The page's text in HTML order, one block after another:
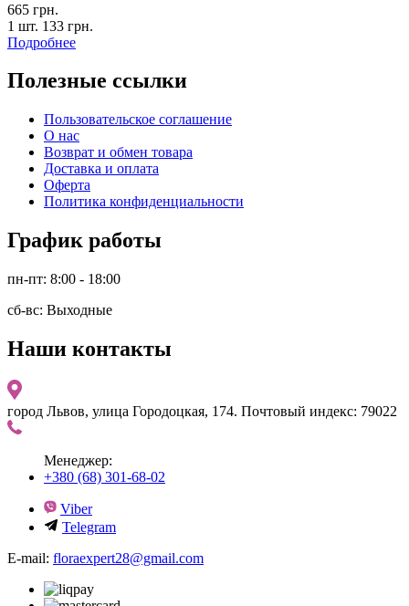
665 грн.
1 шт. 133 грн.
Подробнее
Полезные ссылки
Пользовательское соглашение
О нас
Возврат и обмен товара
Доставка и оплата
Оферта
Политика конфиденциальности
График работы
пн-пт: 8:00 - 18:00
сб-вс: Выходные
Наши контакты
город Львов, улица Городоцкая, 174. Почтовый индекс: 79022
Менеджер:
+380 (68) 301-68-02
Viber
Telegram
E-mail: floraexpert28@gmail.com